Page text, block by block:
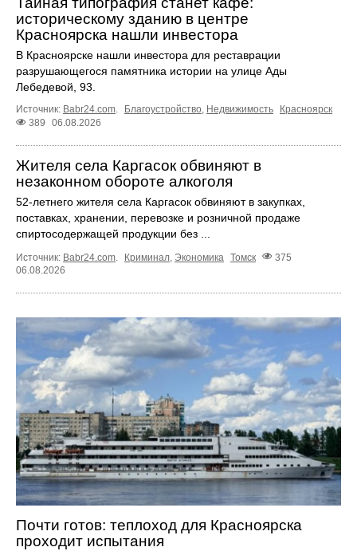
историческому зданию в центре
Красноярска нашли инвестора
В Красноярске нашли инвестора для реставрации
разрушающегося памятника истории на улице Ады
Лебедевой, 93.
Источник: Babr24.com. Благоустройство, Недвижимость
Красноярск
389
06.08.2026
Жителя села Каргасок обвиняют в
незаконном обороте алкоголя
52-летнего жителя села Каргасок обвиняют в закупках,
поставках, хранении, перевозке и розничной продаже
спиртосодержащей продукции без ...
Источник: Babr24.com Криминал Экономика Томск
375
06.08.2026
Почти готов: теплоход для Красноярска
проходит испытания